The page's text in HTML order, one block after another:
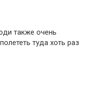
также очень
туда хоть раз